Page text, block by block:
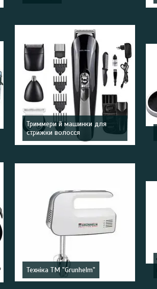
Триммери й машинки для
стрижки волосся
Техніка ТМ "Grunhelm"